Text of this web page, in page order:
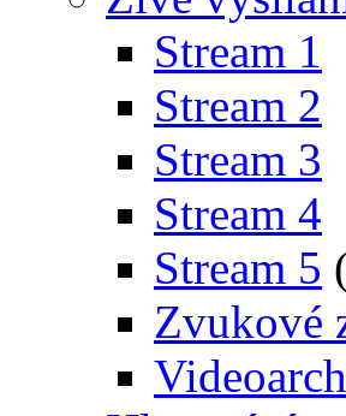
Stream 1
Stream 2
Stream 3
Stream 4
Stream 5
Zvukové